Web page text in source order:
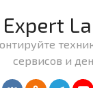
Expert
сервисов и